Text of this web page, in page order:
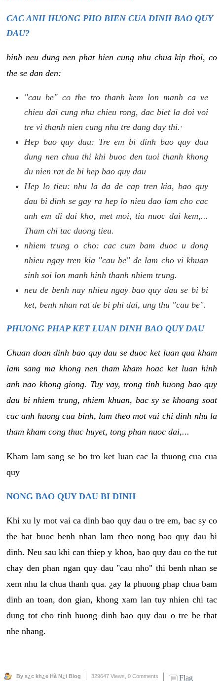
CAC ANH HUONG PHO BIEN CUA DINH BAO QUY
DAU?
binh neu dung nen phat hien cung nhu chua kip thoi, co
the se dan den:
"cau be" co the tro thanh kem lon manh ca ve
chieu dai cung nhu chieu rong, dac biet la doi voi
tre vi thanh nien cung nhu tre dang day thi.·
Hep bao quy dau: Tre em bi dinh bao quy dau
dung nen chua thi khi buoc den tuoi thanh khong
du nien rat de bi hep bao quy dau
Hep lo tieu: nhu la da de cap tren kia, bao quy
dau bi dinh se gay ra hep lo nieu dao lam cho cac
anh em di dai kho, met moi, tia nuoc dai kem,...
Tham chi tac duong tieu.
nhiem trung o cho: cac cum bam duoc u dong
nhieu ngay tren kia "cau be" de lam cho vi khuan
sinh soi lon manh hinh thanh nhiem trung.
neu de benh nay nhieu ngay bao quy dau se bi bi
ket, benh nhan rat de bi phi dai, ung thu "cau be".
PHUONG PHAP KET LUAN DINH BAO QUY DAU
Chuan doan dinh bao quy dau se duoc ket luan qua kham
lam sang ma khong nen tham kham hoac ket luan hinh
anh nao khong giong. Tuy vay, trong tinh huong bao quy
dau bi nhiem trung, nhiem khuan, bac sy se khoang soat
cac anh huong cua binh, lam theo mot vai chi dinh nhu la
tham kham cong thuc huyet, tong phan nuoc dai,...
Kham lam sang se bo tro ket luan cac la thuong cua cua
quy
NONG BAO QUY DAU BI DINH
Khi xu ly mot vai ca dinh bao quy dau o tre em, bac sy co
the bat buoc benh nhan lam theo nong bao quy dau bi
dinh. Neu sau khi can thiep y khoa, bao quy dau co the tut
chay den phan ngan quy dau "cau nho" thi benh nhan se
xem nhu la chua thanh qua. ¿ay la phuong phap chua bam
dinh an toan, don gian, khong xam lan tuy nhien chi tac
dung tot cho tinh huong dinh bao quy dau o tre be that
nhe nhang.
By s¿c kh¿e Hà N¿i Blog 329647 Views, 0 Comments Flag